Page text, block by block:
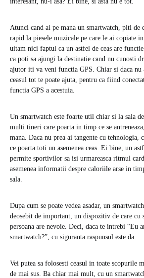
Atunci cand ai pe mana un smartwatch, piti de
rapid la piesele muzicale pe care le ai copiate
uitam nici faptul ca un astfel de ceas are functie
ca poti sa ajungi la destinatie cand nu cunosti
ajutor iti va veni functia GPS. Chiar si daca nu
ceasul tot te poate ajuta, pentru ca fiind
functia GPS a acestuia.
Un smartwatch este foarte util chiar si la sala
multi tineri care poarta in timp ce se
mana. Daca nu prea ai tangente cu tehnologia,
ce poarta toti un asemenea ceas. Ei bine, un
permite sportivilor sa isi urmareasca ritmul
asemenea informatii despre caloriile arse in
sala.
Dupa cum se poate vedea asadar, un
deosebit de important, un dispozitiv de care cu
persoana are nevoie. Deci, daca te intrebi “Eu
smartwatch?”, cu siguranta raspunsul este da.
Vei putea sa folosesti ceasul in toate scopurile
de mai sus. Ba chiar mai mult, cu un